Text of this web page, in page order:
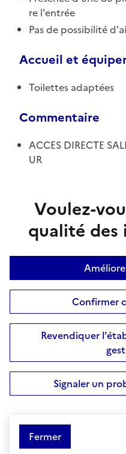
re l'entrée
Pas de possibilité
Accueil et
Toilettes adaptées
Commentaire
ACCES DIRECTE
UR
Voulez-
qualité des
Confirmer
Revendiquer
Signaler un
Fermer